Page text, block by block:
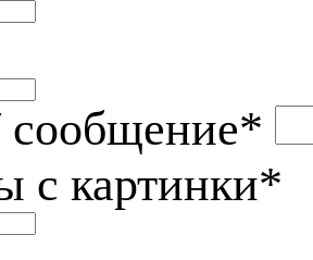
сообщение*
с картинки*